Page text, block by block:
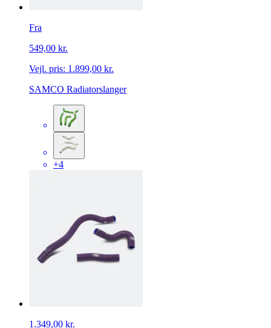
Fra
549,00 kr.
Vejl. pris: 1.899,00 kr.
SAMCO Radiatorslanger
+4
1.349,00 kr.